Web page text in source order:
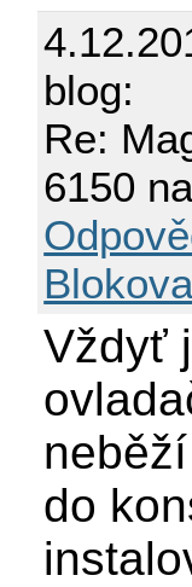
blog:
Re:
6150
Vždyť
do